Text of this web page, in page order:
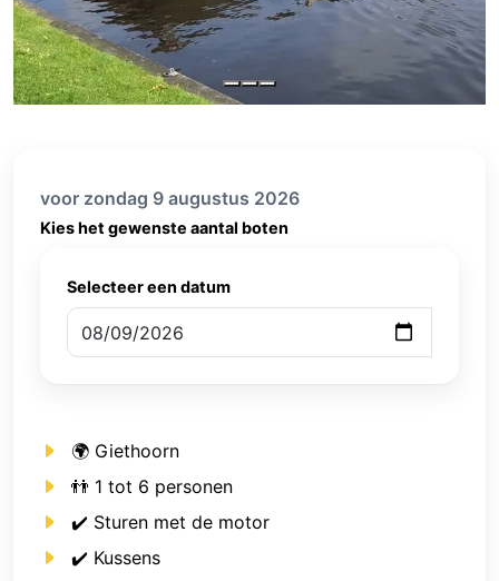
voor zondag 9 augustus 2026
Kies het gewenste aantal boten
Selecteer een datum
🌍 Giethoorn
👬 1 tot 6 personen
✔️ Sturen met de motor
✔️ Kussens